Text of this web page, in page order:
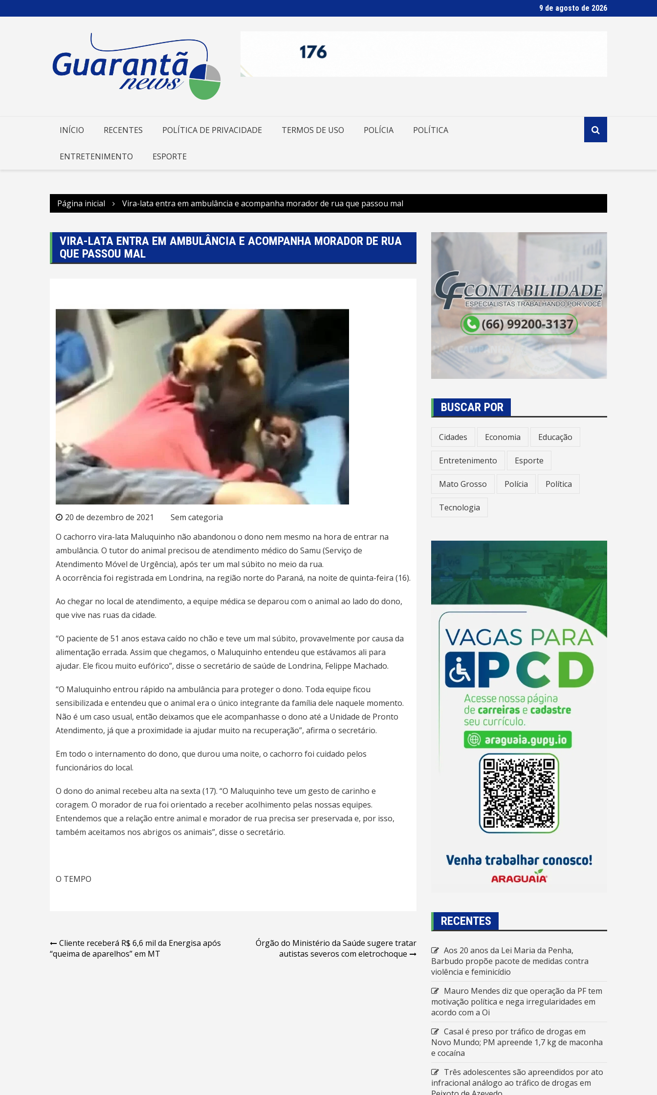
para
9 de agosto de 2026
INÍCIO RECENTES POLÍTICA DE PRIVACIDADE TERMOS DE USO POLÍCIA POLÍTICA
ENTRETENIMENTO ESPORTE
Página inicial Vira-lata entra em ambulância e acompanha morador de rua que passou mal
VIRA-LATA ENTRA EM AMBULÂNCIA E ACOMPANHA MORADOR DE RUA
QUE PASSOU MAL
20 de dezembro de 2021
Sem categoria
O cachorro vira-lata Maluquinho não abandonou o dono nem mesmo na hora de entrar na
ambulância. O tutor do animal precisou de atendimento médico do Samu (Serviço de
Atendimento Móvel de Urgência), após ter um mal súbito no meio da rua.
A ocorrência foi registrada em Londrina, na região norte do Paraná, na noite de quinta-feira (16).
Ao chegar no local de atendimento, a equipe médica se deparou com o animal ao lado do dono,
que vive nas ruas da cidade.
“O paciente de 51 anos estava caído no chão e teve um mal súbito, provavelmente por causa da
alimentação errada. Assim que chegamos, o Maluquinho entendeu que estávamos ali para
ajudar. Ele ficou muito eufórico”, disse o secretário de saúde de Londrina, Felippe Machado.
“O Maluquinho entrou rápido na ambulância para proteger o dono. Toda equipe ficou
sensibilizada e entendeu que o animal era o único integrante da família dele naquele momento.
Não é um caso usual, então deixamos que ele acompanhasse o dono até a Unidade de Pronto
Atendimento, já que a proximidade ia ajudar muito na recuperação”, afirma o secretário.
Em todo o internamento do dono, que durou uma noite, o cachorro foi cuidado pelos
funcionários do local.
O dono do animal recebeu alta na sexta (17). “O Maluquinho teve um gesto de carinho e
coragem. O morador de rua foi orientado a receber acolhimento pelas nossas equipes.
Entendemos que a relação entre animal e morador de rua precisa ser preservada e, por isso,
também aceitamos nos abrigos os animais”, disse o secretário.
O TEMPO
Navegação
de
Cliente receberá R$ 6,6 mil da Energisa após
“queima de aparelhos” em MT
Órgão do Ministério da Saúde sugere tratar
autistas severos com eletrochoque
BUSCAR POR
Cidades Economia Educação
Entretenimento Esporte
Mato Grosso Polícia Política
Tecnologia
RECENTES
Aos 20 anos da Lei Maria da Penha,
Barbudo propõe pacote de medidas contra
violência e feminicídio
Mauro Mendes diz que operação da PF tem
motivação política e nega irregularidades em
acordo com a Oi
Casal é preso por tráfico de drogas em
Novo Mundo; PM apreende 1,7 kg de maconha
e cocaína
Três adolescentes são apreendidos por ato
infracional análogo ao tráfico de drogas em